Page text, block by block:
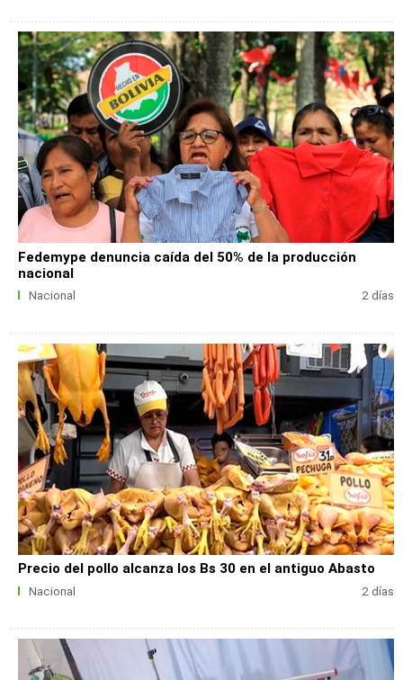
Fedemype denuncia caída del 50% de la producción
nacional
Nacional 2 días
Precio del pollo alcanza los Bs 30 en el antiguo Abasto
Nacional 2 días